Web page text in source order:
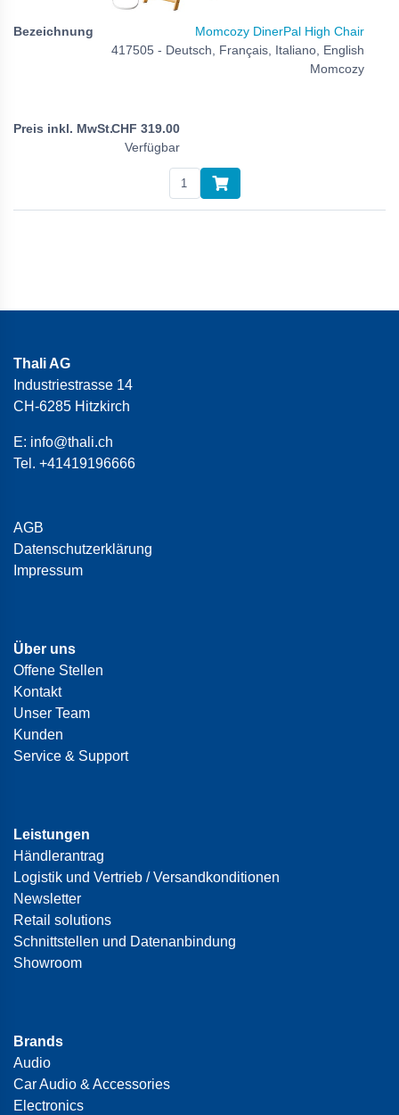
Momcozy DinerPal High Chair
417505 - Deutsch, Français, Italiano, English
Momcozy
CHF 319.00
Verfügbar
Thali AG
Industriestrasse 14
CH-6285 Hitzkirch
E: info@thali.ch
Tel. +41419196666
AGB
Datenschutzerklärung
Impressum
Über uns
Offene Stellen
Kontakt
Unser Team
Kunden
Service & Support
Leistungen
Händlerantrag
Logistik und Vertrieb / Versandkonditionen
Newsletter
Retail solutions
Schnittstellen und Datenanbindung
Showroom
Brands
Audio
Car Audio & Accessories
Electronics